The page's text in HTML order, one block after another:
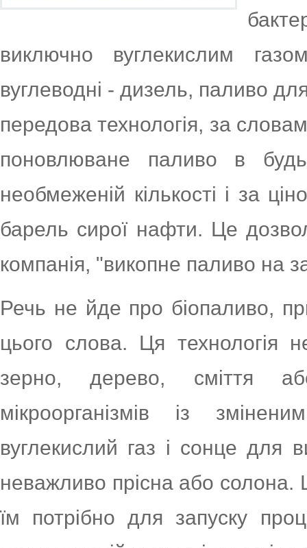
виключно вуглекислим
вуглеводні - дизель, паливо
передова технологія, за
поновлюване паливо в
необмеженій кількості і за
барель сирої нафти. Це
компанія, "викопне паливо на
Речь не йде про біопаливо,
цього слова. Ця технологія
зерно, дерево, сміття
мікроорганізмів із
вуглекислий газ і сонце для
неважливо прісна або солона.
їм потрібно для запуску